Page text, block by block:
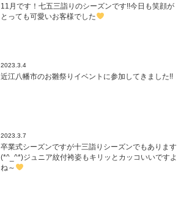
11月です！七五三詣りのシーズンです!!今日も笑顔が
とっても可愛いお客様でした
2023.3.4
近江八幡市のお雛祭りイベントに参加してきました!!
2023.3.7
卒業式シーズンですが十三詣りシーズンでもあります
(*^_^*)ジュニア紋付袴姿もキリッとカッコいいですよ
ね～